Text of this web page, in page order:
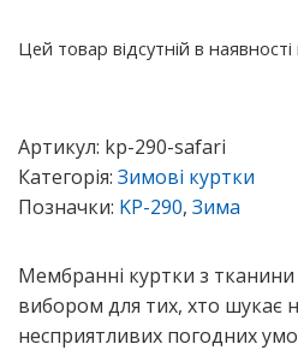
Цей товар відсутній в
Артикул: kp-290-safari
Категорія: Зимові куртки
Позначки: KP-290, Зима
Мем­бран­ні кур­тки з тка­ни­ни
вибо­ром для тих, хто шукає
неспри­я­тли­вих пого­дних